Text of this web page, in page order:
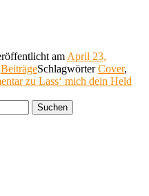
am April 23,
BeiträgeSchlagwörterCover,
zu Lass‘ mich dein Held
Suchen